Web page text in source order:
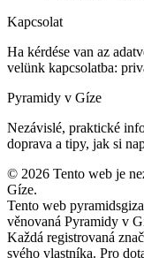
Kapcsolat
Ha kérdése van az
velünk kapcsolatba:
Pyramidy v Gíze
Nezávislé, praktické
doprava a tipy, jak si
© 2026 Tento web je
Gíze.
Tento web
věnovaná Pyramidy v
Každá registrovaná
svého vlastníka. Pro